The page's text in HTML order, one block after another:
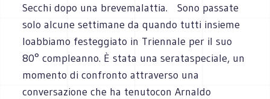
Secchi dopo una brevemalattia. Sono passate
solo alcune settimane da quando tutti insieme
loabbiamo festeggiato in Triennale per il suo
80° compleanno. È stata una serataspeciale, un
momento di confronto attraverso una
conversazione che ha tenutocon Arnaldo